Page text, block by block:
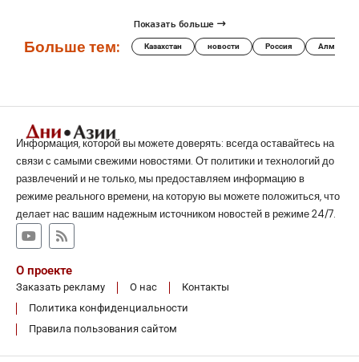
Показать больше
Больше тем: Казахстан новости Россия Алматы
Информация, которой вы можете доверять: всегда оставайтесь на
связи с самыми свежими новостями. От политики и технологий до
развлечений и не только, мы предоставляем информацию в
режиме реального времени, на которую вы можете положиться, что
делает нас вашим надежным источником новостей в режиме 24/7.
О проекте
Заказать рекламу О нас
Контакты
Политика конфиденциальности
Правила пользования сайтом